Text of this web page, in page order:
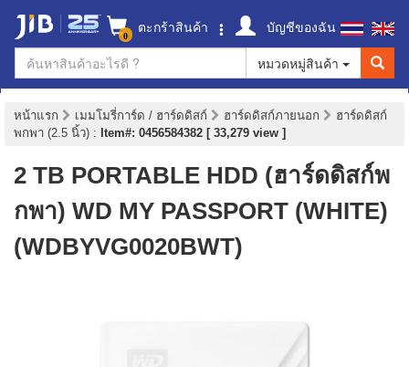
0 ตะกร้าสินค้า
บัญชีของฉัน
หมวดหมู่สินค้า
หน้าแรก เมมโมรี่การ์ด / ฮาร์ดดิสก์ ฮาร์ดดิสก์ภายนอก
ฮาร์ดดิสก์
พกพา (2.5 นิ้ว) : Item#: 0456584382 [ 33,279 view ]
2 TB PORTABLE HDD (ฮาร์ดดิสก์พ
กพา) WD MY PASSPORT (WHITE)
(WDBYVG0020BWT)